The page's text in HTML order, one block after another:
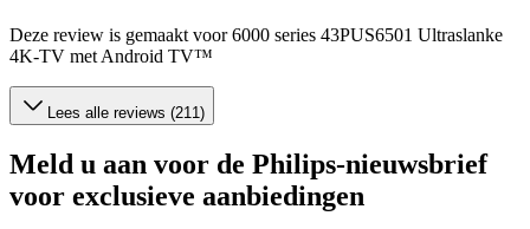
Deze review is gemaakt voor 6000 series 43PUS6501 Ultraslanke
4K-TV met Android TV™
Lees alle reviews (211)
Meld u aan voor de Philips-nieuwsbrief
voor exclusieve aanbiedingen